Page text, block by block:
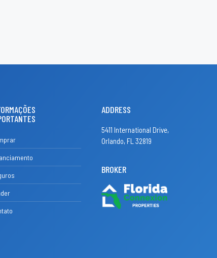
ADDRESS
5411 International Drive,
Orlando, FL 32819
BROKER